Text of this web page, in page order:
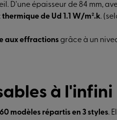
D'une épaisseur de 84 mm,
de Ud 1.1 W/m².k.
aux effractions grâce à un
à l'infini
60 modèles répartis en 3 styles.